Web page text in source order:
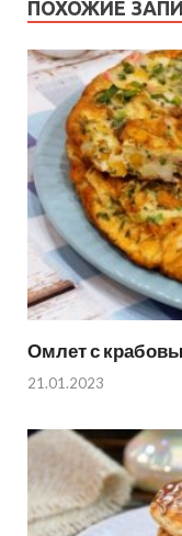
ПОХОЖИЕ
Омлет с
21.01.2023